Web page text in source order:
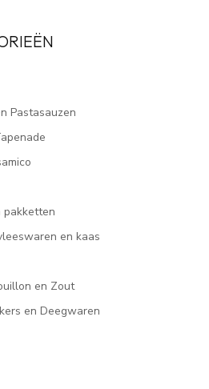
Pastasauzen
pakketten
en kaas
en Zout
en Deegwaren